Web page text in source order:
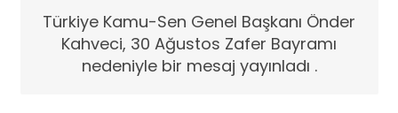
Türkiye Kamu-Sen Genel Başkanı Önder
Kahveci, 30 Ağustos Zafer Bayramı
nedeniyle bir mesaj yayınladı .